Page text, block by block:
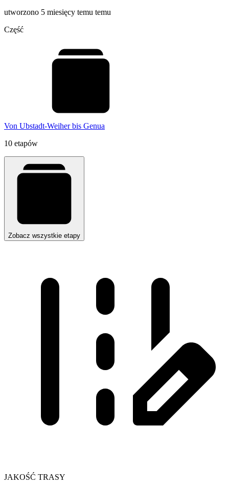
utworzono 5 miesięcy temu temu
Część
Von Ubstadt-Weiher bis Genua
10 etapów
Zobacz wszystkie etapy
JAKOŚĆ TRASY